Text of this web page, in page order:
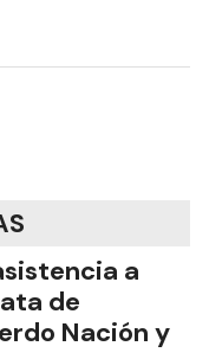
a
de
Nación y